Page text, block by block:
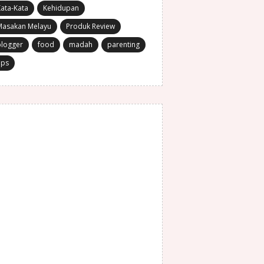
Kata
Kehidupan
Melayu
Produk Review
food madah
parenting